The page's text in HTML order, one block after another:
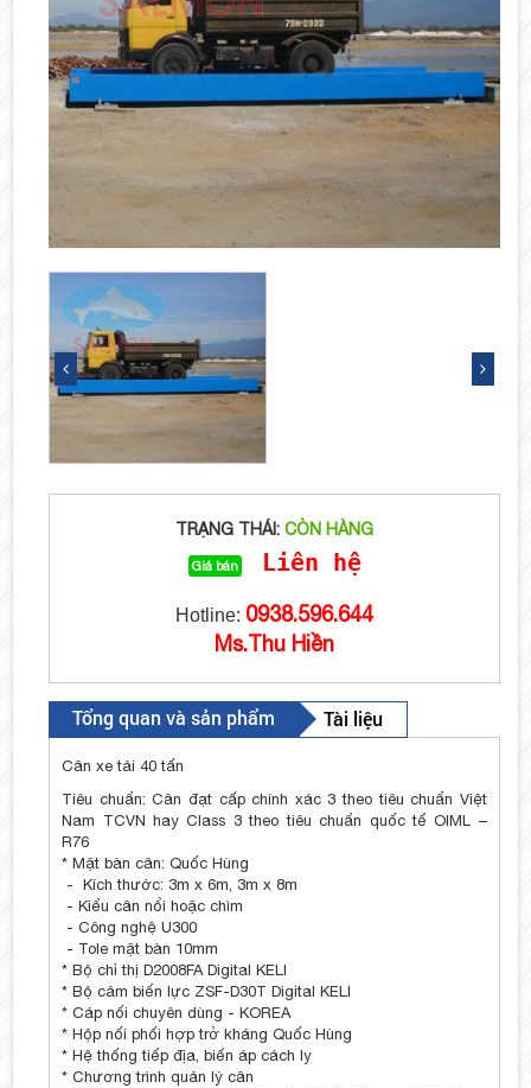
TRẠNG THÁI: CÒN HÀNG
Giá bán Liên hệ
Hotline: 0938.596.644
Ms.Thu Hiền
Tổng quan và sản phẩm Tài liệu
Cân xe tải 40 tấn
Tiêu chuẩn: Cân đạt cấp chính xác 3 theo tiêu chuẩn Việt
Nam TCVN hay Class 3 theo tiêu chuẩn quốc tế OIML –
R76
* Mặt bàn cân: Quốc Hùng
- Kích thước: 3m x 6m, 3m x 8m
- Kiểu cân nổi hoặc chìm
- Công nghệ U300
- Tole mặt bàn 10mm
* Bộ chỉ thị D2008FA Digital KELI
* Bộ cảm biến lực ZSF-D30T Digital KELI
* Cáp nối chuyên dùng - KOREA
* Hộp nối phối hợp trở kháng Quốc Hùng
* Hệ thống tiếp địa, biến áp cách ly
* Chương trình quản lý cân